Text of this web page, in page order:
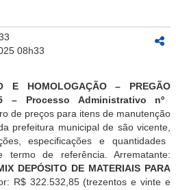
08h33
E HOMOLOGAÇÃO – PREGÃO
– Processo Administrativo nº
de preços para itens de manutenção
prefeitura municipal de são vicente,
especificações e quantidades
termo de referência
Arrematante:
DEPÓSITO DE MATERIAIS PARA
R$ 322.532,85 (trezentos e vinte e